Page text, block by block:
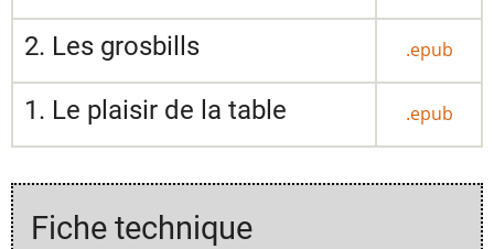
2. Les grosbills .epub
1. Le plaisir de la table .epub
Fiche technique